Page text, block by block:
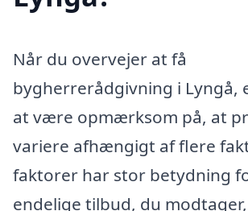
Når du overvejer at få
bygherrerådgivning i Lyngå,
at være opmærksom på, at
variere afhængigt af flere
faktorer har stor betydning
endelige tilbud, du